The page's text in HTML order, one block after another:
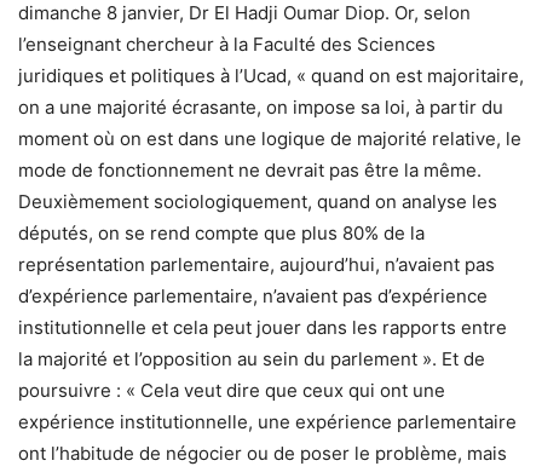
dimanche 8 janvier, Dr El Hadji Oumar Diop. Or, selon
l’enseignant chercheur à la Faculté des Sciences
juridiques et politiques à l’Ucad, « quand on est majoritaire,
on a une majorité écrasante, on impose sa loi, à partir du
moment où on est dans une logique de majorité relative, le
mode de fonctionnement ne devrait pas être la même.
Deuxièmement sociologiquement, quand on analyse les
députés, on se rend compte que plus 80% de la
représentation parlementaire, aujourd’hui, n’avaient pas
d’expérience parlementaire, n’avaient pas d’expérience
institutionnelle et cela peut jouer dans les rapports entre
la majorité et l’opposition au sein du parlement ». Et de
poursuivre : « Cela veut dire que ceux qui ont une
expérience institutionnelle, une expérience parlementaire
ont l’habitude de négocier ou de poser le problème, mais